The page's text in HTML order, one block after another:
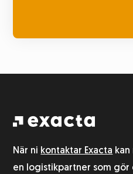
När ni kontaktar Exacta
en logistikpartner som